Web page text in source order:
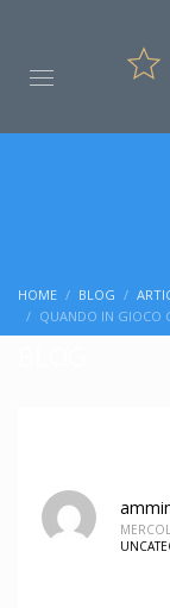
HOME BLOG
QUANDO IN GIOCO